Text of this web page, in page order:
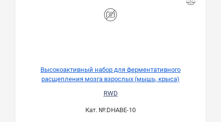
Высокоактивный набор для ферментативного
расщепления мозга взрослых (мышь, крыса)
RWD
Кат. №:DHABE-10